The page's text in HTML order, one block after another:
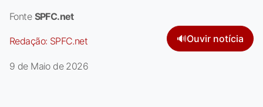
Fonte SPFC.net
Redação: SPFC.net 🔊Ouvir notícia
9 de Maio de 2026